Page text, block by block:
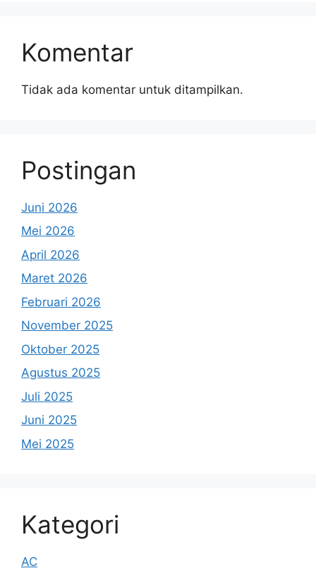
Komentar
Tidak ada komentar untuk ditampilkan.
Postingan
Juni 2026
Mei 2026
April 2026
Maret 2026
Februari 2026
November 2025
Oktober 2025
Agustus 2025
Juli 2025
Juni 2025
Mei 2025
Kategori
AC